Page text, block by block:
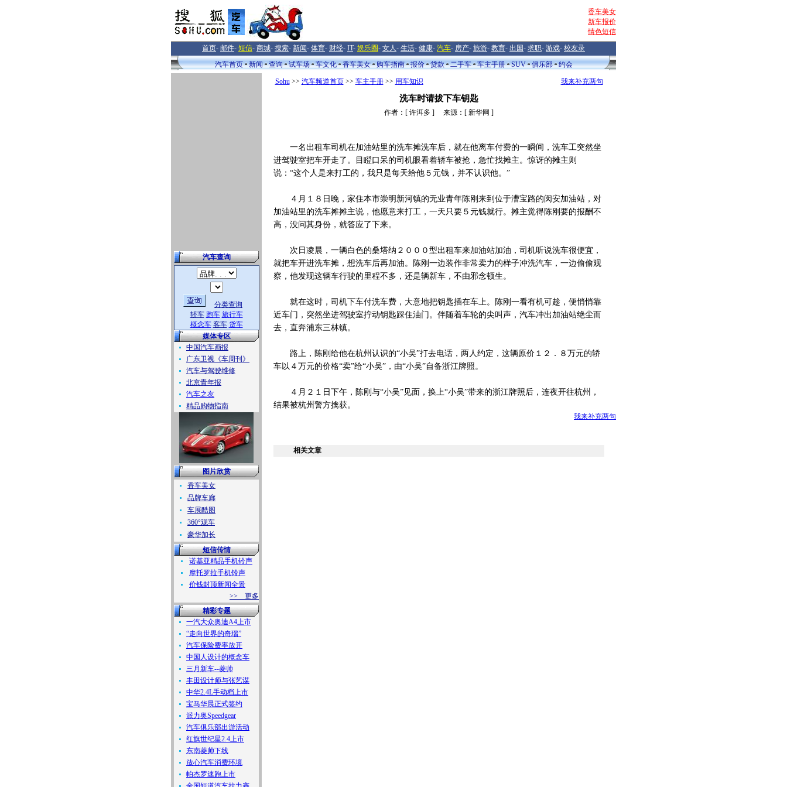
香车美女
新车报价
情色短信
首页- 邮件- 短信- 商城- 搜索- 新闻- 体育- 财经- IT- 娱乐圈- 女人- 生活- 健康- 汽车- 房产- 旅游- 教育- 出国- 求职- 游戏- 校友录
汽车首页
新闻 查询 试车场 车文化 香车美女 购车指南 报价 贷款 二手车 车主手册 SUV 俱乐部 约会
汽车查询
分类查询
轿车 跑车 旅行车
概念车 客车 货车
媒体专区
中国汽车画报
广东卫视《车周刊》
汽车与驾驶维修
北京青年报
汽车之友
精品购物指南
图片欣赏
香车美女
品牌车廊
车展酷图
360°观车
豪华加长
短信传情
诺基亚精品手机铃声
摩托罗拉手机铃声
价钱封顶新闻全景
>> 更多
精彩专题
一汽大众奥迪A4上市
“走向世界的奇瑞”
汽车保险费率放开
中国人设计的概念车
三月新车--菱帅
丰田设计师与张艺谋
中华2.4L手动档上市
宝马华晨正式签约
派力奥Speedgear
汽车俱乐部出游活动
红旗世纪星2.4上市
东南菱帅下线
放心汽车消费环境
帕杰罗速跑上市
Sohu>> 汽车频道首页>> 车主手册>> 用车知识 我来补充两句
洗车时请拔下车钥匙
作者：[ 许洱多 ] 来源：[ 新华网 ]
一名出租车司机在加油站里的洗车摊洗车后，就在他离车付费的一瞬间，洗车工突然坐
进驾驶室把车开走了。目瞪口呆的司机眼看着轿车被抢，急忙找摊主。惊讶的摊主则
说：“这个人是来打工的，我只是每天给他５元钱，并不认识他。”
４月１８日晚，家住本市崇明新河镇的无业青年陈刚来到位于漕宝路的闵安加油站，对
加油站里的洗车摊摊主说，他愿意来打工，一天只要５元钱就行。摊主觉得陈刚要的报酬不
高，没问其身份，就答应了下来。
次日凌晨，一辆白色的桑塔纳２０００型出租车来加油站加油，司机听说洗车很便宜，
就把车开进洗车摊，想洗车后再加油。陈刚一边装作非常卖力的样子冲洗汽车，一边偷偷观
察，他发现这辆车行驶的里程不多，还是辆新车，不由邪念顿生。
就在这时，司机下车付洗车费，大意地把钥匙插在车上。陈刚一看有机可趁，便悄悄靠
近车门，突然坐进驾驶室拧动钥匙踩住油门。伴随着车轮的尖叫声，汽车冲出加油站绝尘而
去，直奔浦东三林镇。
路上，陈刚给他在杭州认识的“小吴”打去电话，两人约定，这辆原价１２．８万元的轿
车以４万元的价格“卖”给“小吴”，由“小吴”自备浙江牌照。
４月２１日下午，陈刚与“小吴”见面，换上“小吴”带来的浙江牌照后，连夜开往杭州，
结果被杭州警方擒获。
我来补充两句
相关文章